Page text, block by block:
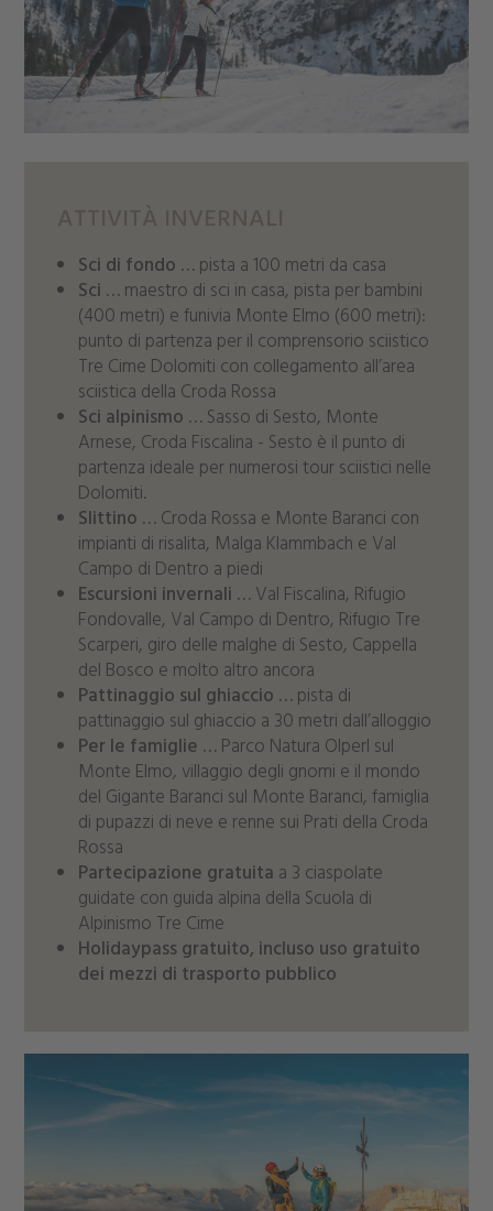
ATTIVITÀ INVERNALI
Sci di fondo …pista a 100 metri da casa
Sci …maestro di sci in casa, pista per bambini
(400 metri) e funivia Monte Elmo (600 metri):
punto di partenza per il comprensorio sciistico
Tre Cime Dolomiti con collegamento all’area
sciistica della Croda Rossa
Sci alpinismo …Sasso di Sesto, Monte
Arnese, Croda Fiscalina - Sesto è il punto di
partenza ideale per numerosi tour sciistici nelle
Dolomiti.
Slittino …Croda Rossa e Monte Baranci con
impianti di risalita, Malga Klammbach e Val
Campo di Dentro a piedi
Escursioni invernali …Val Fiscalina, Rifugio
Fondovalle, Val Campo di Dentro, Rifugio Tre
Scarperi, giro delle malghe di Sesto, Cappella
del Bosco e molto altro ancora
Pattinaggio sul ghiaccio …pista di
pattinaggio sul ghiaccio a 30 metri dall’alloggio
Per le famiglie …Parco Natura Olperl sul
Monte Elmo, villaggio degli gnomi e il mondo
del Gigante Baranci sul Monte Baranci, famiglia
di pupazzi di neve e renne sui Prati della Croda
Rossa
Partecipazione gratuita a 3 ciaspolate
guidate con guida alpina della Scuola di
Alpinismo Tre Cime
Holidaypass gratuito, incluso uso gratuito
dei mezzi di trasporto pubblico